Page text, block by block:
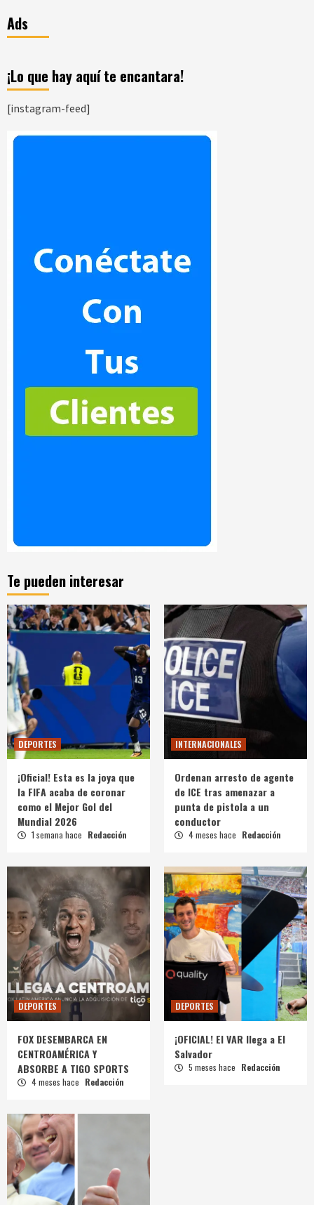
Ads
¡Lo que hay aquí te encantara!
[instagram-feed]
Te pueden interesar
DEPORTES
¡Oficial! Esta es la joya que
la FIFA acaba de coronar
como el Mejor Gol del
Mundial 2026
1 semana hace Redacción
INTERNACIONALES
Ordenan arresto de agente
de ICE tras amenazar a
punta de pistola a un
conductor
4 meses hace Redacción
DEPORTES
FOX DESEMBARCA EN
CENTROAMÉRICA Y
ABSORBE A TIGO SPORTS
4 meses hace Redacción
DEPORTES
¡OFICIAL! El VAR llega a El
Salvador
5 meses hace Redacción